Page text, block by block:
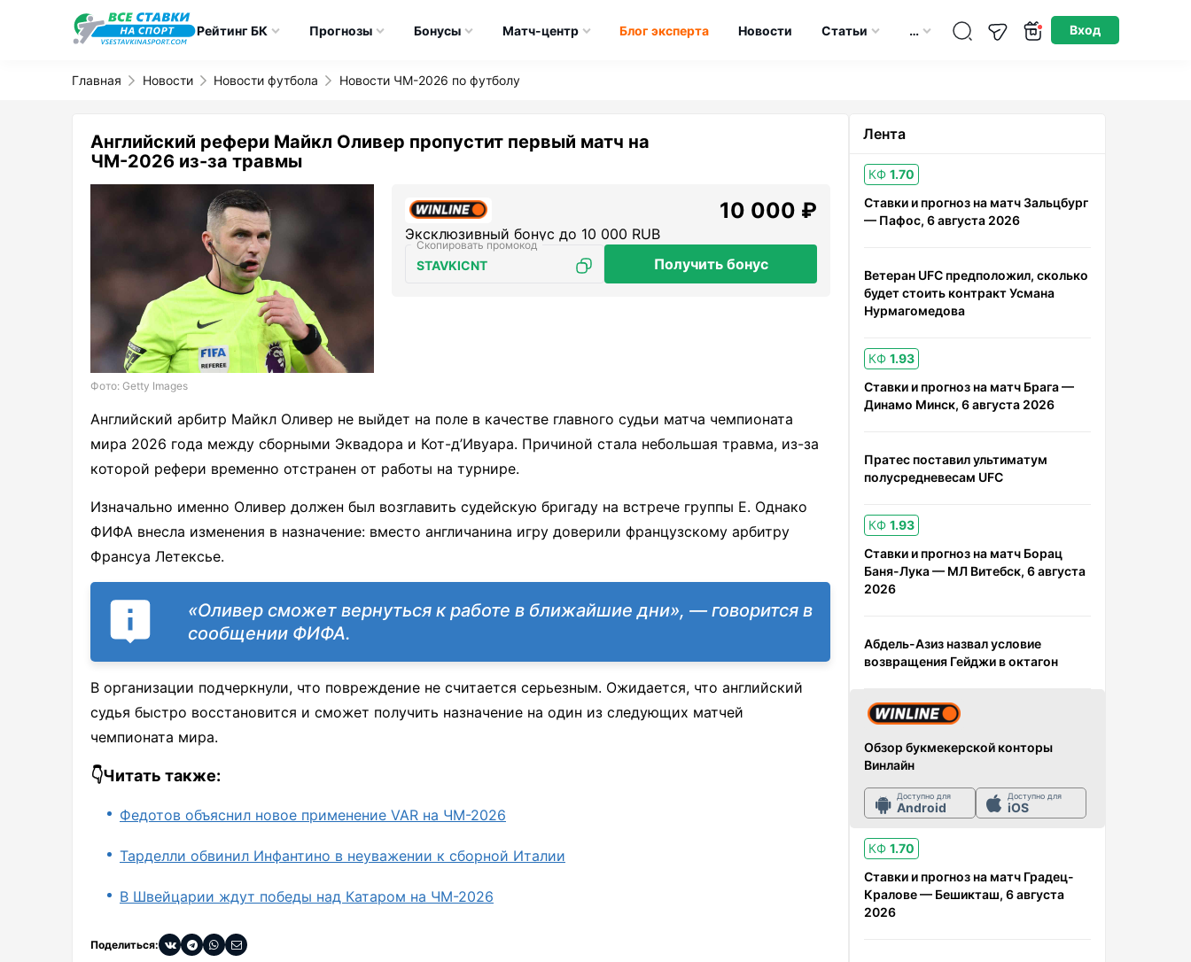
Рейтинг БК Прогнозы Бонусы Матч-центр Блог эксперта Новости Статьи … Вход
Главная Новости Новости футбола Новости ЧМ-2026 по футболу
Английский рефери Майкл Оливер пропустит первый матч на
ЧМ-2026 из-за травмы
Фото: Getty Images
10 000 ₽
Эксклюзивный бонус до 10 000 RUB
STAVKICNT Получить бонус
Английский арбитр Майкл Оливер не выйдет на поле в качестве главного судьи матча чемпионата
мира 2026 года между сборными Эквадора и Кот-д’Ивуара. Причиной стала небольшая травма, из-за
которой рефери временно отстранен от работы на турнире.
Изначально именно Оливер должен был возглавить судейскую бригаду на встрече группы E. Однако
ФИФА внесла изменения в назначение: вместо англичанина игру доверили французскому арбитру
Франсуа Летексье.
«Оливер сможет вернуться к работе в ближайшие дни», — говорится в
сообщении ФИФА.
В организации подчеркнули, что повреждение не считается серьезным. Ожидается, что английский
судья быстро восстановится и сможет получить назначение на один из следующих матчей
чемпионата мира.
👇Читать также:
Федотов объяснил новое применение VAR на ЧМ-2026
Тарделли обвинил Инфантино в неуважении к сборной Италии
В Швейцарии ждут победы над Катаром на ЧМ-2026
Поделиться:
Лента
КФ 1.70
Ставки и прогноз на матч Зальцбург
— Пафос, 6 августа 2026
Ветеран UFC предположил, сколько
будет стоить контракт Усмана
Нурмагомедова
КФ 1.93
Ставки и прогноз на матч Брага —
Динамо Минск, 6 августа 2026
Пратес поставил ультиматум
полусредневесам UFC
КФ 1.93
Ставки и прогноз на матч Борац
Баня-Лука — МЛ Витебск, 6 августа
2026
Абдель-Азиз назвал условие
возвращения Гейджи в октагон
Обзор букмекерской конторы
Винлайн
Доступно для
Android
Доступно для
iOS
КФ 1.70
Ставки и прогноз на матч Градец-
Кралове — Бешикташ, 6 августа
2026